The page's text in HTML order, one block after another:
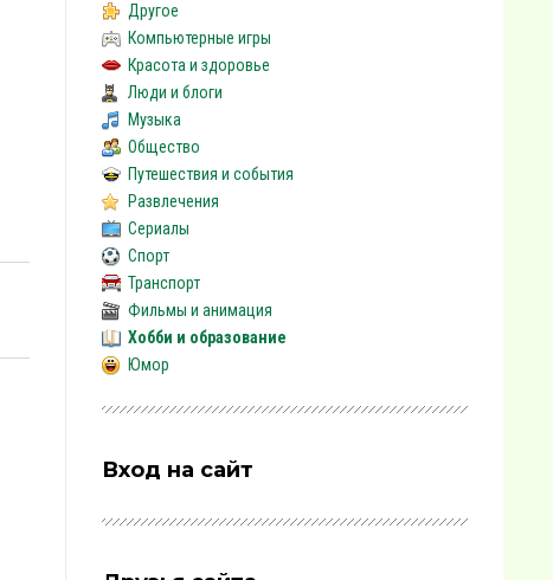
Другое
Компьютерные игры
Красота и здоровье
Люди и блоги
Музыка
Общество
Путешествия и события
Развлечения
Сериалы
Спорт
Транспорт
Фильмы и анимация
Хобби и образование
Юмор
Вход на сайт